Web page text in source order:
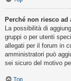
Perché non riesco
La possibilità di
gruppi o per utenti
allegati per il forum in
amministratori può
sei sicuro del motivo
Top